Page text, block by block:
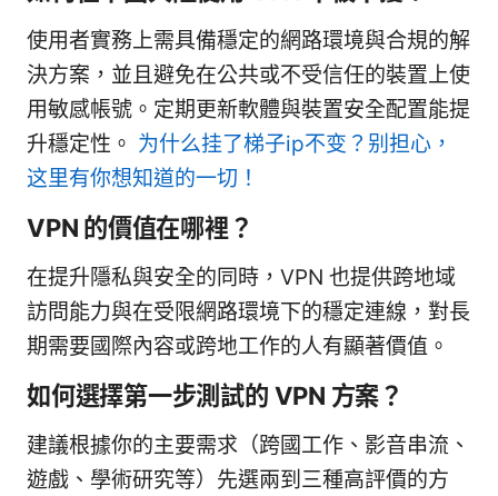
使用者實務上需具備穩定的網路環境與合規的解
決方案，並且避免在公共或不受信任的裝置上使
用敏感帳號。定期更新軟體與裝置安全配置能提
升穩定性。 为什么挂了梯子ip不变？别担心，
这里有你想知道的一切！
VPN 的價值在哪裡？
在提升隱私與安全的同時，VPN 也提供跨地域
訪問能力與在受限網路環境下的穩定連線，對長
期需要國際內容或跨地工作的人有顯著價值。
如何選擇第一步測試的 VPN 方案？
建議根據你的主要需求（跨國工作、影音串流、
遊戲、學術研究等）先選兩到三種高評價的方